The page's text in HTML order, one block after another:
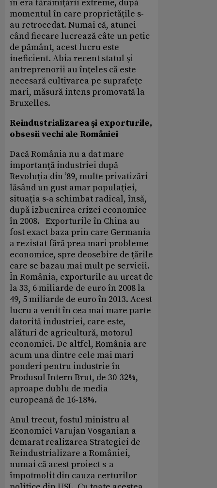
în era fărâmiţării extreme, după
momentul în care proprietăţile s-
au retrocedat. Numai că, atunci
când fiecare lucrează câte un petic
de pământ, acest lucru este
ineficient. Abia recent statul şi
antreprenorii au înţeles că este
necesară cultivarea pe suprafeţe
mari, măsură intens promovată la
Bruxelles.
Reindustrializarea şi exporturile,
obsesii vechi ale României
Dacă România nu a dat mare
importanţă industriei după
Revoluţia din ’89, multe privatizări
lăsând un gust amar populaţiei,
situaţia s-a schimbat radical, însă,
după izbucnirea crizei economice
în 2008. Exporturile în China au
fost exact baza prin care Germania
a rezistat fără prea mari probleme
economice, spre deosebire de ţările
care se bazau mai mult pe servicii.
În România, exporturile au urcat de
la 33, 6 miliarde de euro în 2008 la
49, 5 miliarde de euro în 2013. Acest
lucru a venit în cea mai mare parte
datorită industriei, care este,
alături de agricultură, motorul
economiei. De altfel, România are
acum una dintre cele mai mari
ponderi pentru industrie în
Produsul Intern Brut, de 30-32%,
aproape dublu de media
europeană de 16-18%.
Anul trecut, fostul ministru al
Economiei Varujan Vosganian a
demarat realizarea Strategiei de
Reindustrializare a României,
numai că acest proiect s-a
împotmolit din cauza certurilor